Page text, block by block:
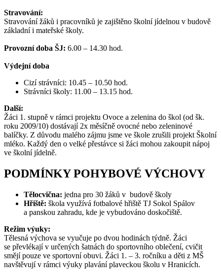
Stravování:
Stravování žáků i pracovníků je zajištěno školní jídelnou v budově
základní i mateřské školy.
Provozní doba ŠJ: 6.00 – 14.30 hod.
Výdejní doba
Cizí strávníci: 10.45 – 10.50 hod.
Strávníci školy: 11.00 – 13.15 hod.
Další:
Žáci 1. stupně v rámci projektu Ovoce a zelenina do škol (od šk.
roku 2009/10) dostávají 2x měsíčně ovocné nebo zeleninové
balíčky. Z důvodu malého zájmu jsme ve škole zrušili projekt Školní
mléko. Každý den o velké přestávce si žáci mohou zakoupit nápoj
ve školní jídelně.
PODMÍNKY POHYBOVÉ VÝCHOVY
Tělocvična: jedna pro 30 žáků v budově školy
Hřiště: škola využívá fotbalové hřiště TJ Sokol Spálov
a panskou zahradu, kde je vybudováno doskočiště.
Režim výuky:
Tělesná výchova se vyučuje po dvou hodinách týdně. Žáci
se převlékají v určených šatnách do sportovního oblečení, cvičit
smějí pouze ve sportovní obuvi. Žáci 1. – 3. ročníku a děti z MŠ
navštěvují v rámci výuky plavání plaveckou školu v Hranicích.